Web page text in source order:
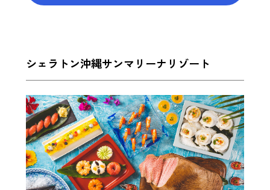
シェラトン沖縄サンマリーナリゾート